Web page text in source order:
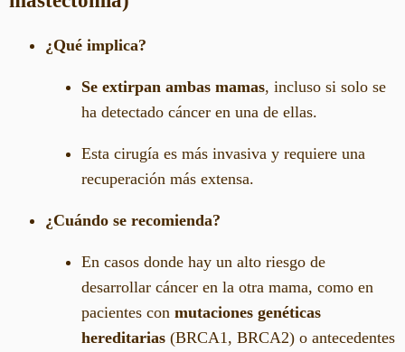
¿Qué implica?
Se extirpan ambas mamas, incluso si solo se
ha detectado cáncer en una de ellas.
Esta cirugía es más invasiva y requiere una
recuperación más extensa.
¿Cuándo se recomienda?
En casos donde hay un alto riesgo de
desarrollar cáncer en la otra mama, como en
pacientes con mutaciones genéticas
hereditarias (BRCA1, BRCA2) o antecedentes